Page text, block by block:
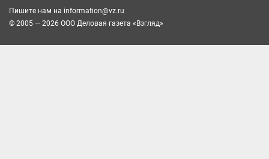
Пишите нам на information@vz.ru
© 2005 — 2026 ООО Деловая газета «Взгляд»